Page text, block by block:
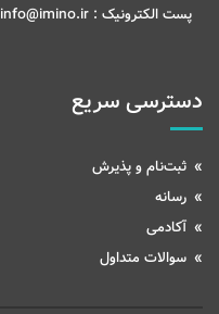
پست الکترونیک : info@imino.ir
دسترسی سریع
ثبت‌نام و پذیرش
رسانه
آکادمی
سوالات متداول